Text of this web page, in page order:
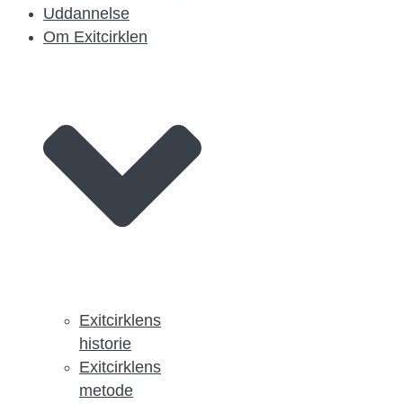
Uddannelse
Om Exitcirklen
Exitcirklens
historie
Exitcirklens
metode